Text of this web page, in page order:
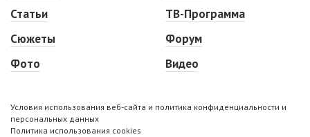
Статьи
Сюжеты
Фото
ТВ-Программа
Форум
Видео
Условия использования веб-сайта и политика конфиденциальности и
персональных данных
Политика использования cookies